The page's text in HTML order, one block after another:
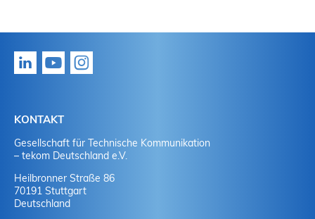
KONTAKT
Gesellschaft für Technische Kommunikation
– tekom Deutschland e.V.
Heilbronner Straße 86
70191 Stuttgart
Deutschland